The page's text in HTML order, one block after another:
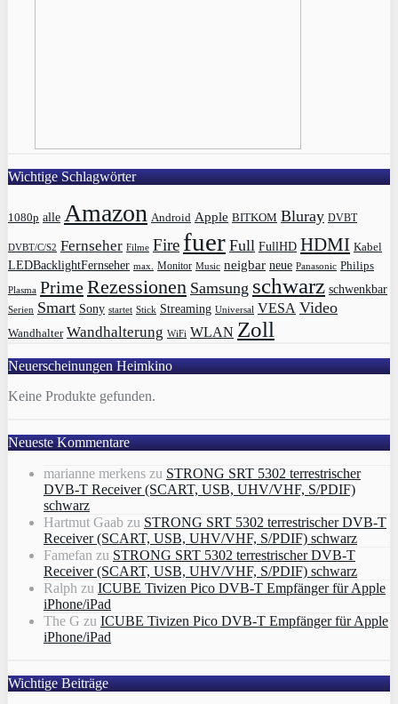
Wichtige Schlagwörter
1080p alle Amazon Android Apple BITKOM Bluray DVBT
DVBT/C/S2 Fernseher Filme Fire fuer Full FullHD HDMI Kabel
LEDBacklightFernseher max. Monitor Music neigbar neue Panasonic Philips
Plasma PrimeRezessionen Samsung schwarz schwenkbar
Serien Smart Sony startet Stick Streaming Universal VESA Video
Wandhalter Wandhalterung WiFi WLAN Zoll
Neuerscheinungen Heimkino
Keine Produkte gefunden.
Neueste Kommentare
marianne merkens zu STRONG SRT 5302 terrestrischer
DVB-T Receiver (SCART, USB, UHV/VHF, S/PDIF)
schwarz
Hartmut Gaab zu STRONG SRT 5302 terrestrischer DVB-T
Receiver (SCART, USB, UHV/VHF, S/PDIF) schwarz
Famefan zu STRONG SRT 5302 terrestrischer DVB-T
Receiver (SCART, USB, UHV/VHF, S/PDIF) schwarz
Ralph zu ICUBE Tivizen Pico DVB-T Empfänger für Apple
iPhone/iPad
The G zu ICUBE Tivizen Pico DVB-T Empfänger für Apple
iPhone/iPad
Wichtige Beiträge